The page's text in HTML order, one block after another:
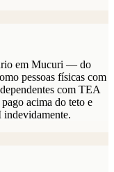
em Mucuri — do
pessoas físicas com
com TEA
acima do teto e